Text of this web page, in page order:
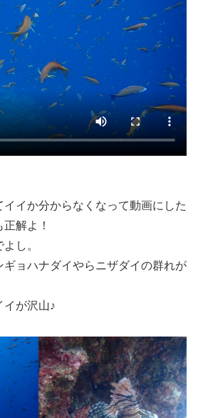
イか分からなくなって動画にした
解よ！
し。
ギョハナダイやらニザダイの群れが
イが沢山♪